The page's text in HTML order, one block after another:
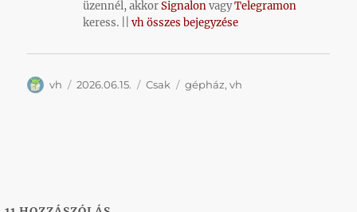
üzennél, akkorSignalonvagyTelegramon
keress. ||vh összes bejegyzése
Szerző
vh Közzétéve
2026.06.15. Kategória
Csak Címke
gépház,vh